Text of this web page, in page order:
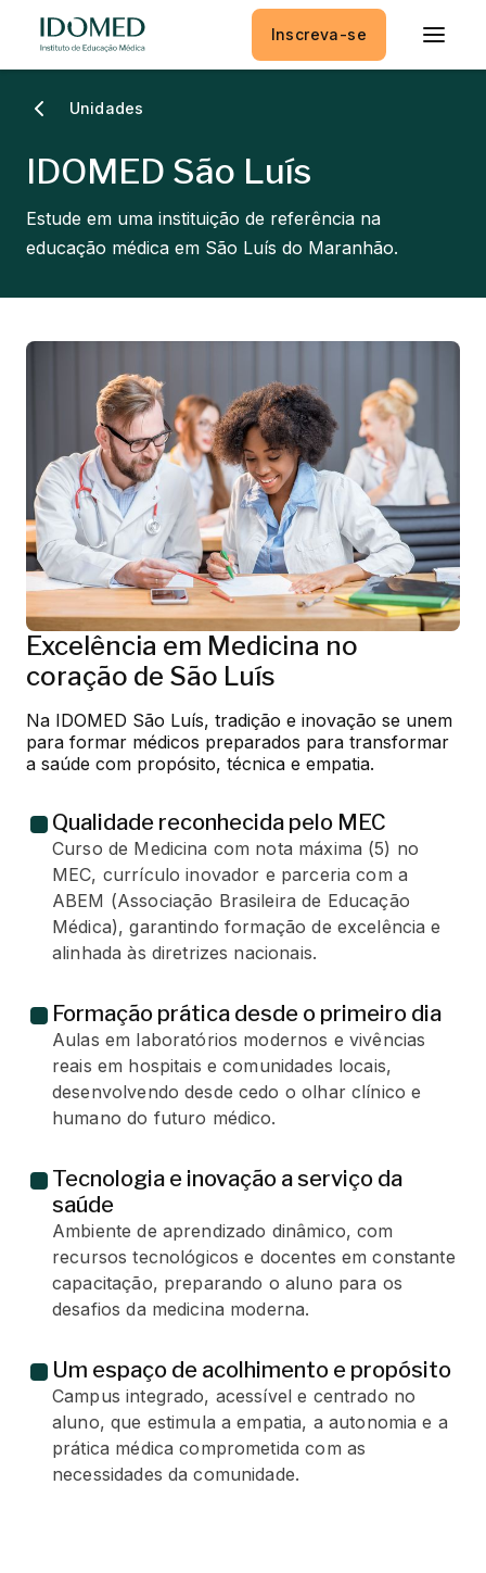
Inscreva-se
Unidades
IDOMED São Luís
Estude em uma instituição de referência na
educação médica em São Luís do Maranhão.
Excelência em Medicina no
coração de São Luís
Na IDOMED São Luís, tradição e inovação se unem
para formar médicos preparados para transformar
a saúde com propósito, técnica e empatia.
Qualidade reconhecida pelo MEC
Curso de Medicina com nota máxima (5) no
MEC, currículo inovador e parceria com a
ABEM (Associação Brasileira de Educação
Médica), garantindo formação de excelência e
alinhada às diretrizes nacionais.
Formação prática desde o primeiro dia
Aulas em laboratórios modernos e vivências
reais em hospitais e comunidades locais,
desenvolvendo desde cedo o olhar clínico e
humano do futuro médico.
Tecnologia e inovação a serviço da
saúde
Ambiente de aprendizado dinâmico, com
recursos tecnológicos e docentes em constante
capacitação, preparando o aluno para os
desafios da medicina moderna.
Um espaço de acolhimento e propósito
Campus integrado, acessível e centrado no
aluno, que estimula a empatia, a autonomia e a
prática médica comprometida com as
necessidades da comunidade.